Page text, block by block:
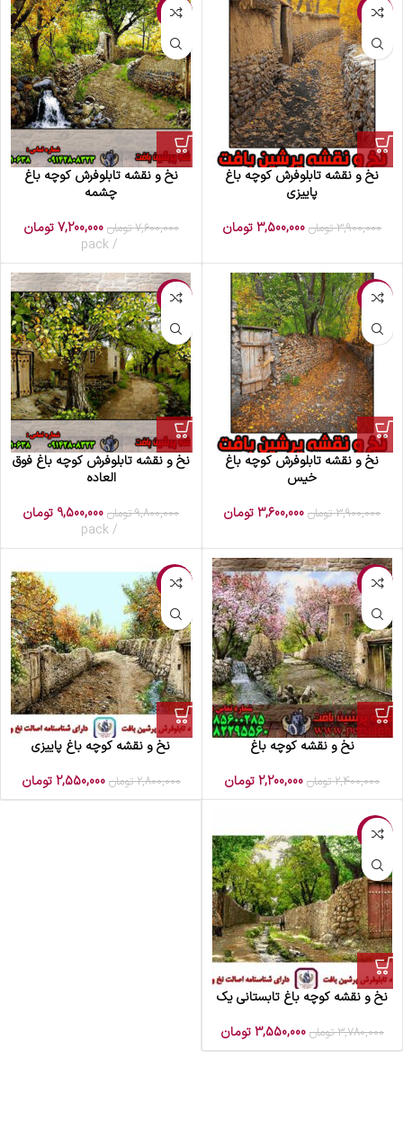
-10%
نخ و نقشه تابلوفرش کوچه باغ
پاییزی
3,900,000 تومان 3,500,000 تومان
-5%
نخ و نقشه تابلوفرش کوچه باغ
چشمه
7,600,000 تومان 7,200,000 تومان
pack
-8%
نخ و نقشه تابلوفرش کوچه باغ
خیس
3,900,000 تومان 3,600,000 تومان
-3%
نخ و نقشه تابلوفرش کوچه باغ فوق
العاده
9,800,000 تومان 9,500,000 تومان
pack
-8%
نخ و نقشه کوچه باغ
2,400,000 تومان 2,200,000 تومان
-9%
نخ و نقشه کوچه باغ پاییزی
2,800,000 تومان 2,550,000 تومان
-6%
نخ و نقشه کوچه باغ تابستانی یک
3,780,000 تومان 3,550,000 تومان